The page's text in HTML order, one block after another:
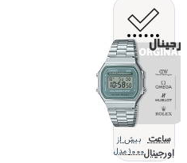
ساعت
اورجینال
بیش از
1000 مدل